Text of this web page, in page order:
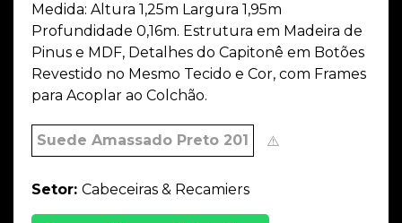
Medida: Altura 1,25m Largura 1,95m
Profundidade 0,16m. Estrutura em Madeira de
Pinus e MDF, Detalhes do Capitonê em Botões
Revestido no Mesmo Tecido e Cor, com Frames
para Acoplar ao Colchão.
Suede Amassado Preto 201 ⚠️
Setor: Cabeceiras & Recamiers